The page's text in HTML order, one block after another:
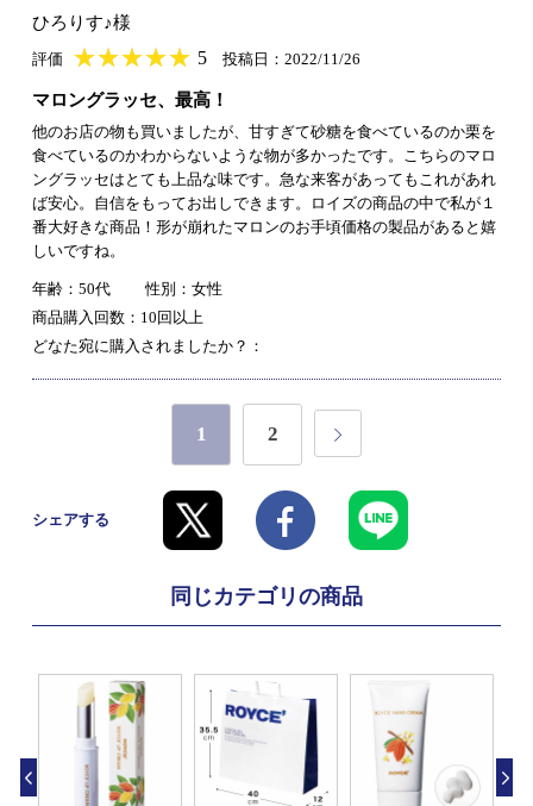
ひろりす♪様
評価 ★★★★★
★★★★★ 5 投稿日：2022/11/26
マロングラッセ、最高！
他のお店の物も買いましたが、甘すぎて砂糖を食べているのか栗を
食べているのかわからないような物が多かったです。こちらのマロ
ングラッセはとても上品な味です。急な来客があってもこれがあれ
ば安心。自信をもってお出しできます。ロイズの商品の中で私が１
番大好きな商品！形が崩れたマロンのお手頃価格の製品があると嬉
しいですね。
年齢：50代
性別：女性
商品購入回数：10回以上
どなた宛に購入されましたか？：
1 2
シェアする
同じカテゴリの商品